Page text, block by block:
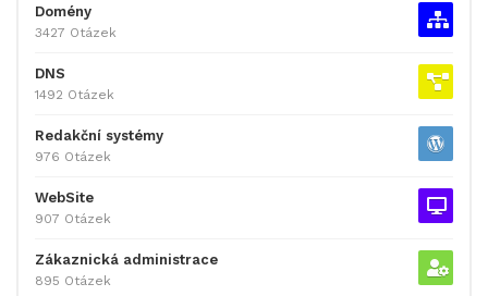
Domény
3427 Otázek
DNS
1492 Otázek
Redakční systémy
976 Otázek
WebSite
907 Otázek
Zákaznická administrace
895 Otázek